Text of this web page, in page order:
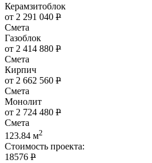
Керамзитоблок
от 2 291 040 Р
Смета
Газоблок
от 2 414 880 Р
Смета
Кирпич
от 2 662 560 Р
Смета
Монолит
от 2 724 480 Р
Смета
123.84 м2
Стоимость проекта:
18576 Р